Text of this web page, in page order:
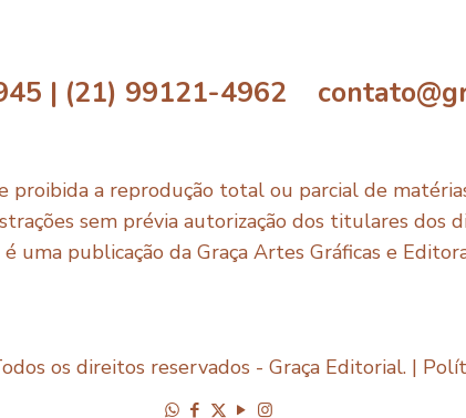
| (21) 99121-4962
proibida a reprodução total ou parcial de
sem prévia autorização dos titulares dos
é uma publicação da Graça Artes Gráficas e
os direitos reservados - Graça Editorial. |